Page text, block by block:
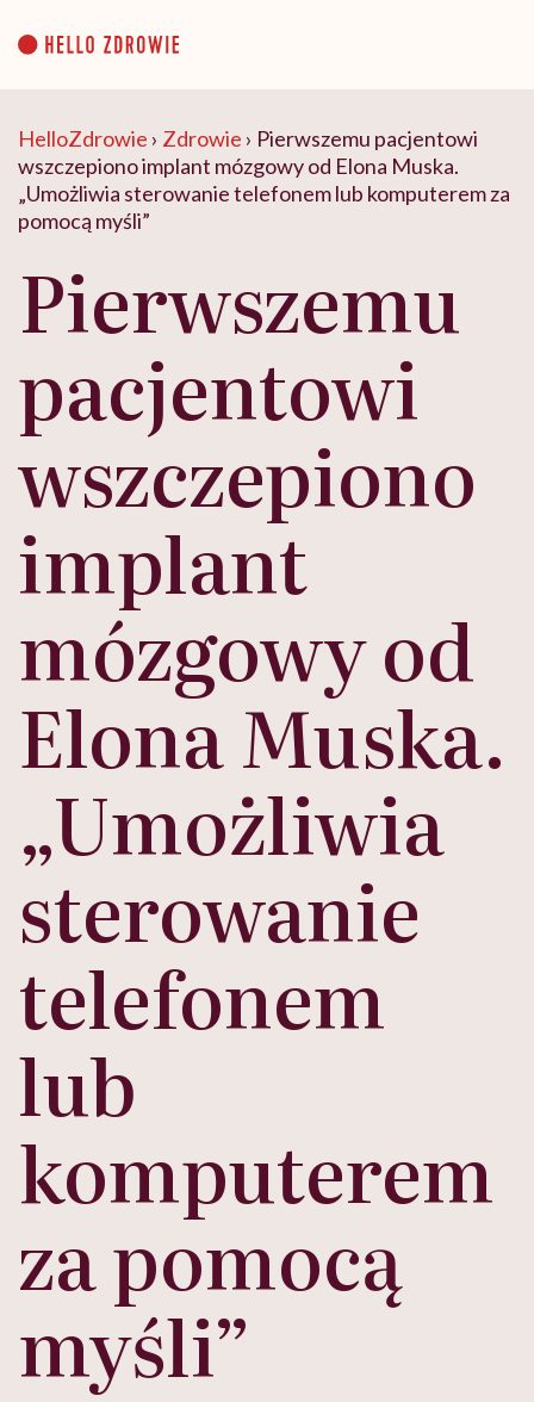
content
HelloZdrowie › Zdrowie › Pierwszemu pacjentowi
wszczepiono implant mózgowy od Elona Muska.
„Umożliwia sterowanie telefonem lub komputerem za
pomocą myśli”
Pierwszemu
pacjentowi
wszczepiono
implant
mózgowy od
Elona Muska.
„Umożliwia
sterowanie
telefonem
lub
komputerem
za pomocą
myśli”